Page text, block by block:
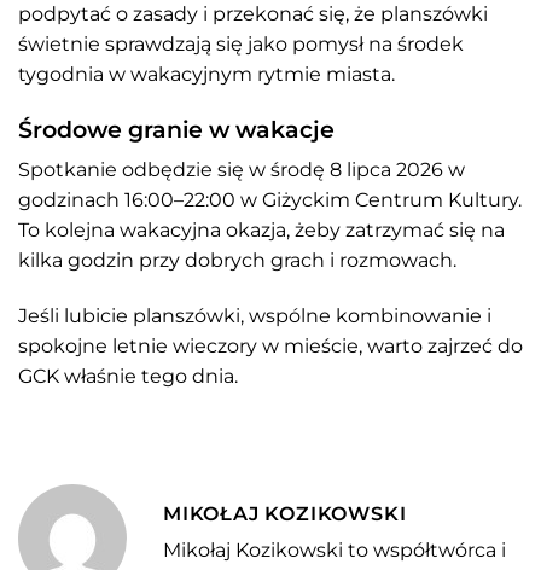
podpytać o zasady i przekonać się, że planszówki
świetnie sprawdzają się jako pomysł na środek
tygodnia w wakacyjnym rytmie miasta.
Środowe granie w wakacje
Spotkanie odbędzie się w środę 8 lipca 2026 w
godzinach 16:00–22:00 w Giżyckim Centrum Kultury.
To kolejna wakacyjna okazja, żeby zatrzymać się na
kilka godzin przy dobrych grach i rozmowach.
Jeśli lubicie planszówki, wspólne kombinowanie i
spokojne letnie wieczory w mieście, warto zajrzeć do
GCK właśnie tego dnia.
MIKOŁAJ KOZIKOWSKI
Mikołaj Kozikowski to współtwórca i